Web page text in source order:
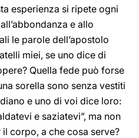
esperienza si ripete ogni
e allo
le parole dell’apostolo
miei, se uno dice di
Quella fede può forse
sorella sono senza vestiti
e uno di voi dice loro:
e saziatevi”, ma non
corpo, a che cosa serve?